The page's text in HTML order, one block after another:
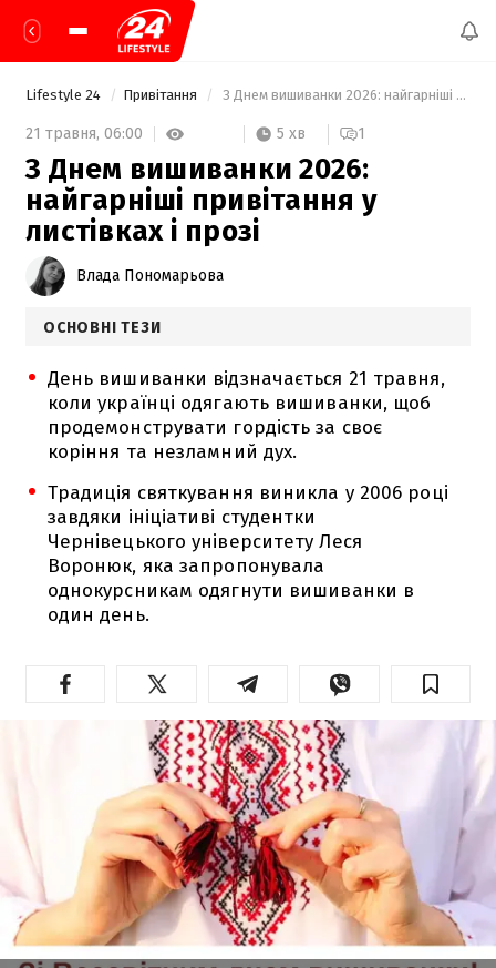
Lifestyle 24 Привітання З Днем вишиванки 2026: найгарніші привітання у листівках і прозі
21 травня, 06:00 5 хв 1
З Днем вишиванки 2026:
найгарніші привітання у
листівках і прозі
Влада Пономарьова
ОСНОВНІ ТЕЗИ
День вишиванки відзначається 21 травня,
коли українці одягають вишиванки, щоб
продемонструвати гордість за своє
коріння та незламний дух.
Традиція святкування виникла у 2006 році
завдяки ініціативі студентки
Чернівецького університету Леся
Воронюк, яка запропонувала
однокурсникам одягнути вишиванки в
один день.